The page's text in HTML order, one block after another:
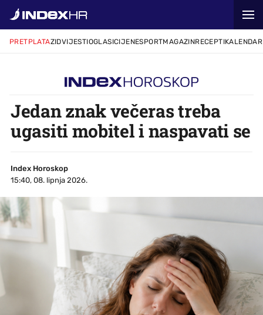
PRETPLATAZIDVIJESTIOGLASICIJENESPORTMAGAZINRECEPTIKALENDAR
Jedan znak večeras treba
ugasiti mobitel i naspavati se
Index Horoskop
15:40, 08. lipnja 2026.